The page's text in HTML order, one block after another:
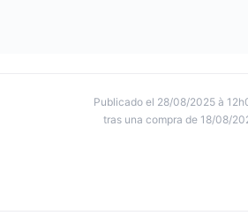
Publicado el 28/08/2025 à
tras una compra de 18/08/